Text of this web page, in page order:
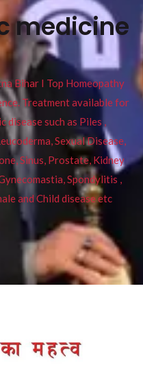
medicine
Bihar I Top Homeopathy
Treatment available for
disease such as Piles ,
Sexual Disease,
Sinus, Prostate, Kidney
Spondylitis ,
and Child disease etc